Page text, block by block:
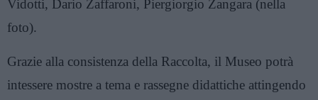
Vidotti, Dario Zaffaroni, Piergiorgio Zangara (nella
foto).
Grazie alla consistenza della Raccolta, il Museo potrà
intessere mostre a tema e rassegne didattiche attingendo